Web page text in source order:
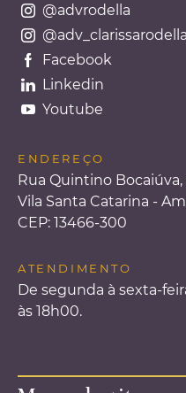
@advrodella
Facebook
Linkedin
Youtube
ENDEREÇO
Rua Quintino Bocaiúva,
Vila Santa Catarina -
CEP: 13466-300
ATENDIMENTO
De segunda à sexta-
às 18h00.